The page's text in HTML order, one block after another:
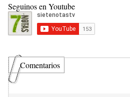
Seguinos en Youtube
Comentarios